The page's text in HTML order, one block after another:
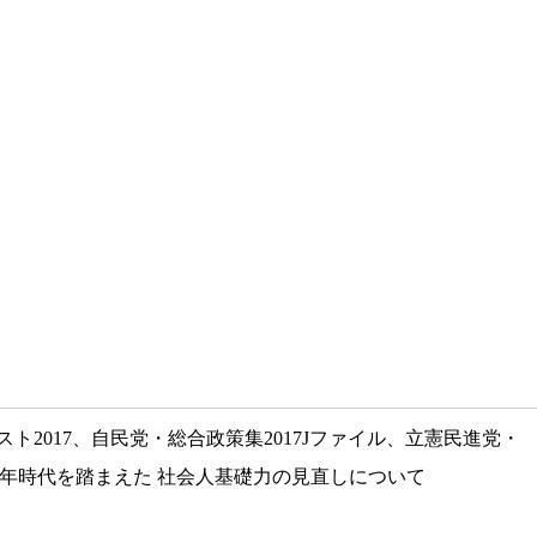
2017、自民党・総合政策集2017Jファイル、立憲民進党・
時代を踏まえた 社会人基礎力の見直しについて